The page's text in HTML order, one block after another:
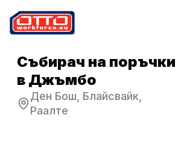
Събирач на поръчки
в Джъмбо
Ден Бош, Блайсвайк,
Раалте